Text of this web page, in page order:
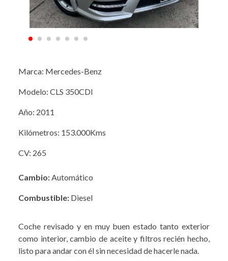
Marca: Mercedes-Benz
Modelo: CLS 350CDI
Año: 2011
Kilómetros: 153.000Kms
CV: 265
Cambio: Automático
Combustible: Diesel
Coche revisado y en muy buen estado tanto exterior
como interior, cambio de aceite y filtros recién hecho,
listo para andar con él sin necesidad de hacerle nada.